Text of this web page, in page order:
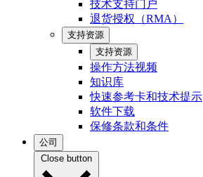
技术支持门户
退货授权（RMA）
支持资源
支持资源
操作方法视频
知识库
快速参考卡和技术提示
软件下载
保修条款和条件
公司
Close button